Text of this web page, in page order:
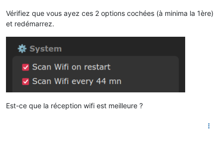
Vérifiez que vous ayez ces 2 options cochées (à minima la 1ère)
et redémarrez.
Est-ce que la réception wifi est meilleure ?